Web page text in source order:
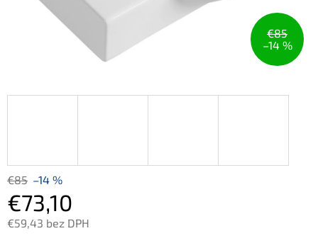
€85
–14 %
€85 –14 %
€73,10
€59,43 bez DPH